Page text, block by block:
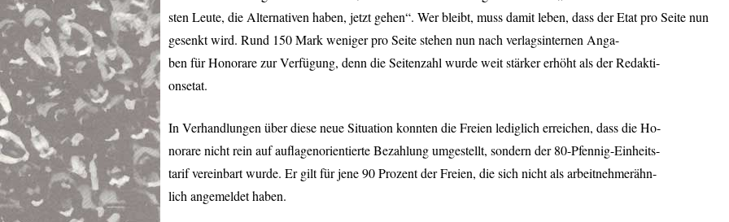
sten Leute, die Alternativen haben, jetzt gehen“. Wer bleibt, muss damit leben, dass der Etat pro Seite nun
gesenkt wird. Rund 150 Mark weniger pro Seite stehen nun nach verlagsinternen Anga-
ben für Honorare zur Verfügung, denn die Seitenzahl wurde weit stärker erhöht als der Redakti-
onsetat.
In Verhandlungen über diese neue Situation konnten die Freien lediglich erreichen, dass die Ho-
norare nicht rein auf auflagenorientierte Bezahlung umgestellt, sondern der 80-Pfennig-Einheits-
tarif vereinbart wurde. Er gilt für jene 90 Prozent der Freien, die sich nicht als arbeitnehmerähn-
lich angemeldet haben.